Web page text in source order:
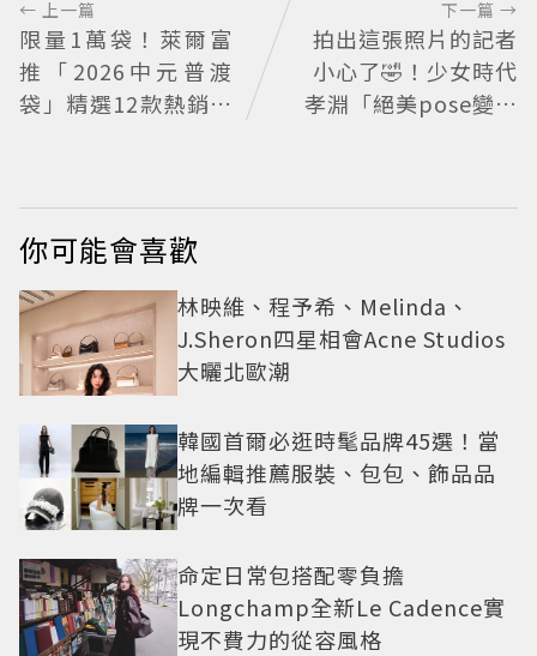
← 上一篇
限量1萬袋！萊爾富
推「2026中元普渡
袋」精選12款熱銷商
下一篇 →
拍出這張照片的記者
小心了🤣！少女時代
孝淵「絕美pose變搞
你可能會喜歡
林映維、程予希、Melinda、
J.Sheron四星相會Acne Studios
大曬北歐潮
韓國首爾必逛時髦品牌45選！當
地編輯推薦服裝、包包、飾品品
牌一次看
命定日常包搭配零負擔
Longchamp全新Le Cadence實
現不費力的從容風格